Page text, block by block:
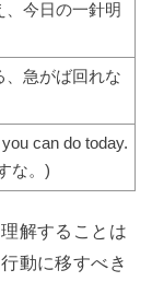
今日の一針明
、急がば回れな
can do today.
な。)
解することは
動に移すべき